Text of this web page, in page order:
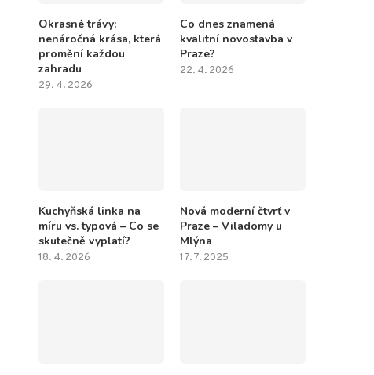
Okrasné trávy:
nenáročná krása, která
promění každou
zahradu
29. 4. 2026
Co dnes znamená
kvalitní novostavba v
Praze?
22. 4. 2026
Kuchyňská linka na
míru vs. typová – Co se
skutečně vyplatí?
18. 4. 2026
Nová moderní čtvrť v
Praze – Viladomy u
Mlýna
17. 7. 2025